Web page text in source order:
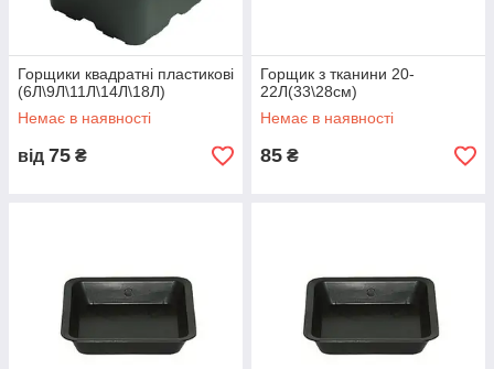
Горщики квадратні пластикові
(6Л\9Л\11Л\14Л\18Л)
Немає в наявності
від 75 ₴
Горщик з тканини 20-
22Л(33\28см)
Немає в наявності
85 ₴